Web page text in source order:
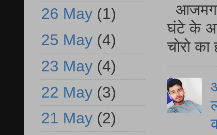
घंटे के
चोरो
26 May (1)
25 May (4)
23 May (4)
22 May (3)
21 May (2)